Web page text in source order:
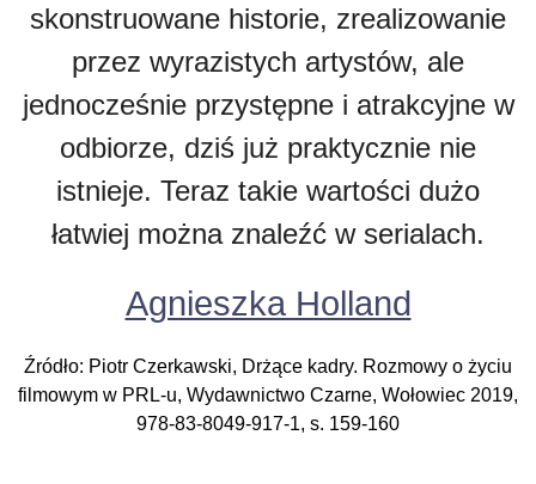
skonstruowane historie, zrealizowanie
przez wyrazistych artystów, ale
jednocześnie przystępne i atrakcyjne w
odbiorze, dziś już praktycznie nie
istnieje. Teraz takie wartości dużo
łatwiej można znaleźć w serialach.
Agnieszka Holland
Źródło: Piotr Czerkawski, Drżące kadry. Rozmowy o życiu
filmowym w PRL-u, Wydawnictwo Czarne, Wołowiec 2019,
978-83-8049-917-1, s. 159-160